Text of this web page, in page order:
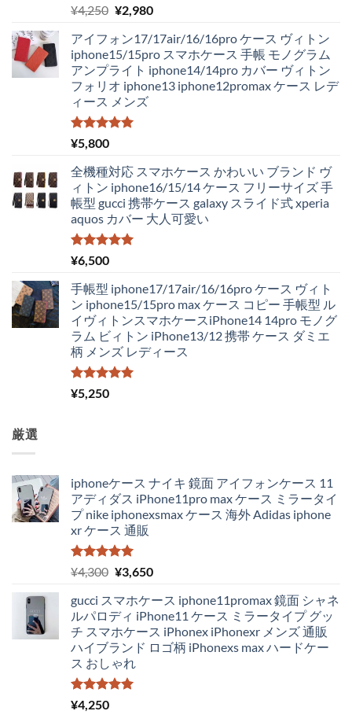
5段階中
5.00
の評価
¥4,250 元
価
格
は
¥4,250
で
し
¥2,980現
の
価
格
は
アイフォン17/17air/16/16pro ケース ヴィトン
iphone15/15pro スマホケース 手帳 モノグラム
アンプライト iphone14/14pro カバー ヴィトン
フォリオ iphone13 iphone12promax ケース レデ
ィース メンズ
5段階中
5.00
¥5,800
全機種対応 スマホケース かわいい ブランド ヴ
ィトン iphone16/15/14 ケース フリーサイズ 手
帳型 gucci 携帯ケース galaxy スライド式 xperia
aquos カバー 大人可愛い
5段階中
5.00
¥6,500
手帳型 iphone17/17air/16/16pro ケース ヴィト
ン iphone15/15pro max ケース コピー 手帳型 ル
イヴィトンスマホケースiPhone14 14pro モノグ
ラム ビィトン iPhone13/12 携帯 ケース ダミエ
柄 メンズ レディース
5段階中
5.00
¥5,250
厳選
iphoneケース ナイキ 鏡面 アイフォンケース 11
アディダス iPhone11pro max ケース ミラータイ
プ nike iphonexsmax ケース 海外 Adidas iphone
xr ケース 通販
5段階中
5.00
の評価
¥4,300 元
価
格
は
¥4,300
で
し
¥3,650現
の
価
格
は
gucci スマホケース iphone11promax 鏡面 シャネ
ルパロディ iPhone11 ケース ミラータイプ グッ
チ スマホケース iPhonex iPhonexr メンズ 通販
ハイブランド ロゴ柄 iPhonexs max ハードケー
ス おしゃれ
5段階中
5.00
¥4,250